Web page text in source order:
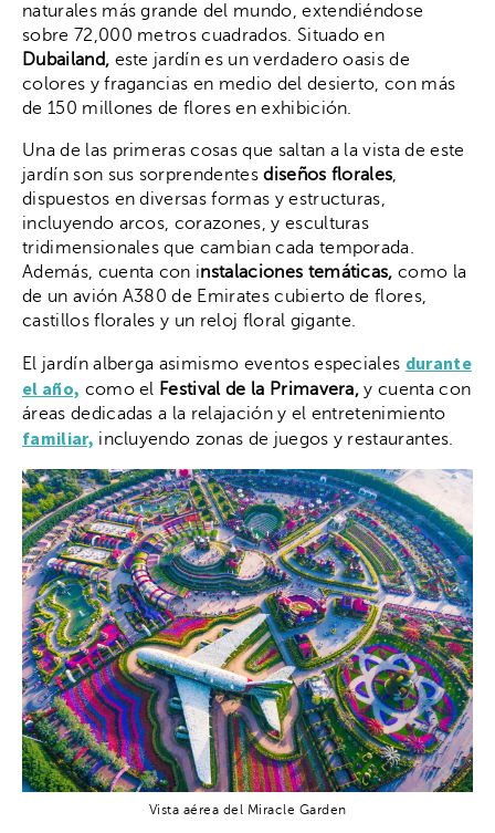
naturales más grande del mundo, extendiéndose
sobre 72,000 metros cuadrados. Situado en
Dubailand, este jardín es un verdadero oasis de
colores y fragancias en medio del desierto, con más
de 150 millones de flores en exhibición.
Una de las primeras cosas que saltan a la vista de este
jardín son sus sorprendentesdiseños florales,
dispuestos en diversas formas y estructuras,
incluyendo arcos, corazones, y esculturas
tridimensionales que cambian cada temporada.
Además, cuenta con instalaciones temáticas, como la
de un avión A380 de Emirates cubierto de flores,
castillos florales y un reloj floral gigante.
El jardín alberga asimismo eventos especiales durante
el año, como el Festival de la Primavera,y cuenta con
áreas dedicadas a la relajación y el entretenimiento
familiar, incluyendo zonas de juegos y restaurantes.
Vista aérea del Miracle Garden